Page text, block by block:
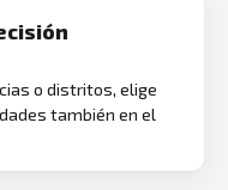
o distritos, elige
también en el